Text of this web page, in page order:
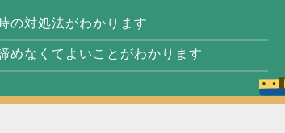
の対処法がわかります
めなくてよいことがわかります